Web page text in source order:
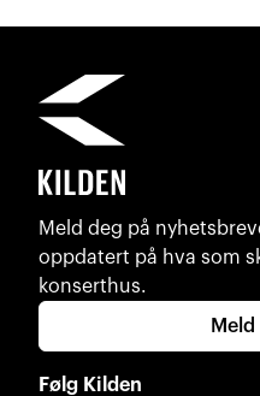
Meld deg på
oppdatert på hva som
konserthus.
Følg Kilden